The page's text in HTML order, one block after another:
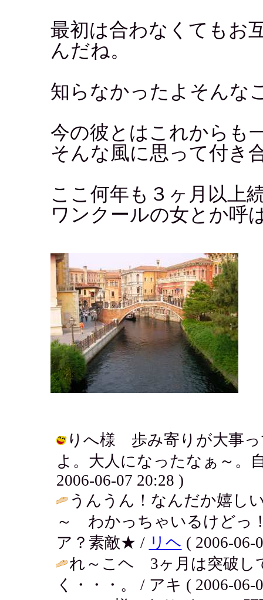
最初は合わなくてもお
んだね。
知らなかったよそんな
今の彼とはこれからも
そんな風に思って付き
ここ何年も３ヶ月以上
ワンクールの女とか呼
りへ様 歩み寄りが大事
よ。大人になったなぁ～。
2006-06-07 20:28 )
うんうん！なんだか嬉し
～ わかっちゃいるけどっ
ア？素敵★ / リヘ ( 2006-06-
れ～こヘ 3ヶ月は突破し
く・・・。 / アキ ( 2006-06-